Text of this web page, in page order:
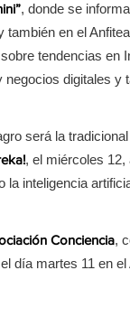
, donde se
en el
tendencias en
digitales y
será la
, el miércoles 12,
inteligencia
Conciencia,
día martes 11 en